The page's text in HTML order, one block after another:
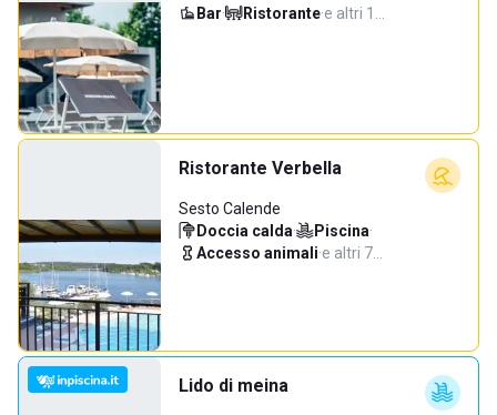
Bar· Ristorante·e altri 1…
Ristorante Verbella
Sesto Calende
Doccia calda· Piscina·
Accesso animali·e altri 7…
Lido di meina